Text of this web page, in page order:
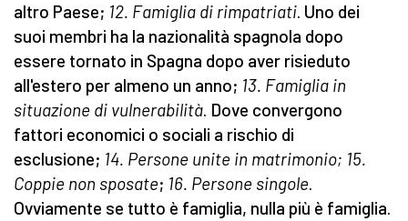
altro Paese; 12. Famiglia di rimpatriati. Uno dei
suoi membri ha la nazionalità spagnola dopo
essere tornato in Spagna dopo aver risieduto
all'estero per almeno un anno; 13. Famiglia in
situazione di vulnerabilità. Dove convergono
fattori economici o sociali a rischio di
esclusione; 14. Persone unite in matrimonio; 15.
Coppie non sposate; 16. Persone singole.
Ovviamente se tutto è famiglia, nulla più è famiglia.